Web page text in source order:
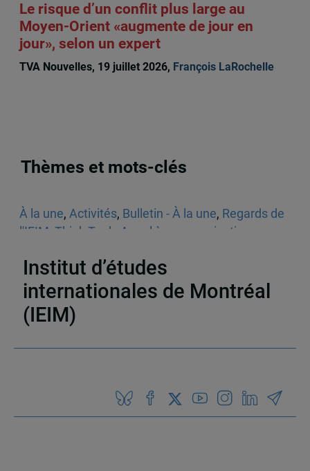
Le risque d’un conflit plus large au
Moyen-Orient «augmente de jour en
jour», selon un expert
TVA Nouvelles, 19 juillet 2026, François LaRochelle
Thèmes et mots-clés
À la une, Activités, Bulletin - À la une, Regards de
l'IEIM Think Tank Appel à communications
Institut d’études
internationales de Montréal
(IEIM)